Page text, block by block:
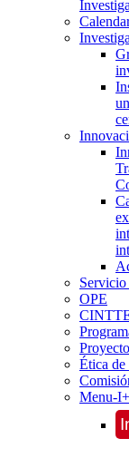
OPE
Ética de
Menu-